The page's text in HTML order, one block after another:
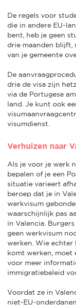
De regels voor
die in andere EU-
bent, heb je geen
drie maanden blijft,
van je gemeente
De
drie de visa zijn
via de Portugese
land. Je kunt ook
visumdienst.
Verhuizen naar
Als je voor je werk
bepalen of je een
situatie varieert
beroep dat je in
werkvisum
waarschijnlijk pas
in Valencia.
geen werkvisum
werken. Wie echter
komt werken, moet
voor meer
immigratiebeleid
Voordat ze in
niet-EU-